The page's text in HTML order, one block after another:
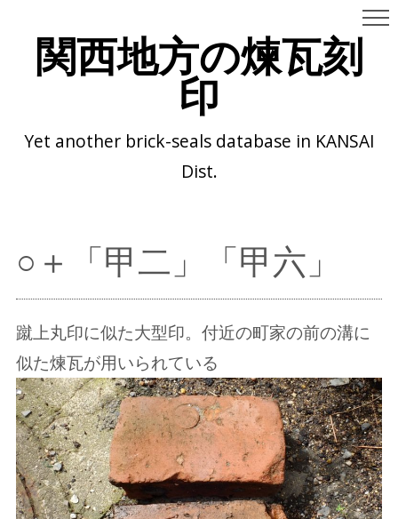
関西地方の煉瓦刻
印
Yet another brick-seals database in KANSAI
Dist.
○＋「甲二」「甲六」
蹴上丸印に似た大型印。付近の町家の前の溝に
似た煉瓦が用いられている